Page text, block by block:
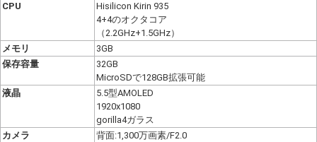
CPU
Hisilicon Kirin 935
4+4のオクタコア
（2.2GHz+1.5GHz）
メモリ
3GB
保存容量
32GB
MicroSDで128GB拡張可能
液晶
5.5型AMOLED
1920x1080
gorilla4ガラス
カメラ
背面:1,300万画素/F2.0